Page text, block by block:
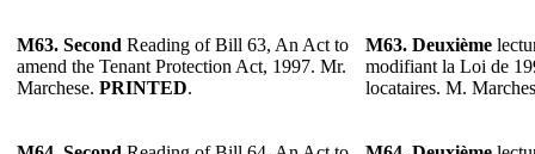
M63. Second Reading of Bill 63, An Act to
amend the Tenant Protection Act, 1997. Mr.
Marchese. PRINTED.
M63. Deuxième
modifiant la Loi de
locataires. M.